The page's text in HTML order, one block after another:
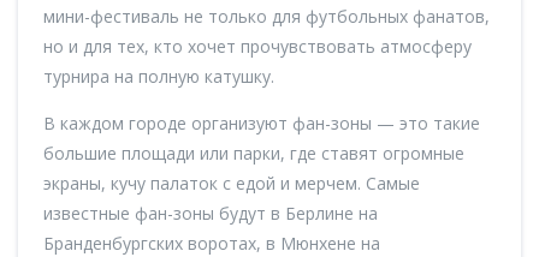
мини-фестиваль не только для футбольных фанатов,
но и для тех, кто хочет прочувствовать атмосферу
турнира на полную катушку.
В каждом городе организуют фан-зоны — это такие
большие площади или парки, где ставят огромные
экраны, кучу палаток с едой и мерчем. Самые
известные фан-зоны будут в Берлине на
Бранденбургских воротах, в Мюнхене на